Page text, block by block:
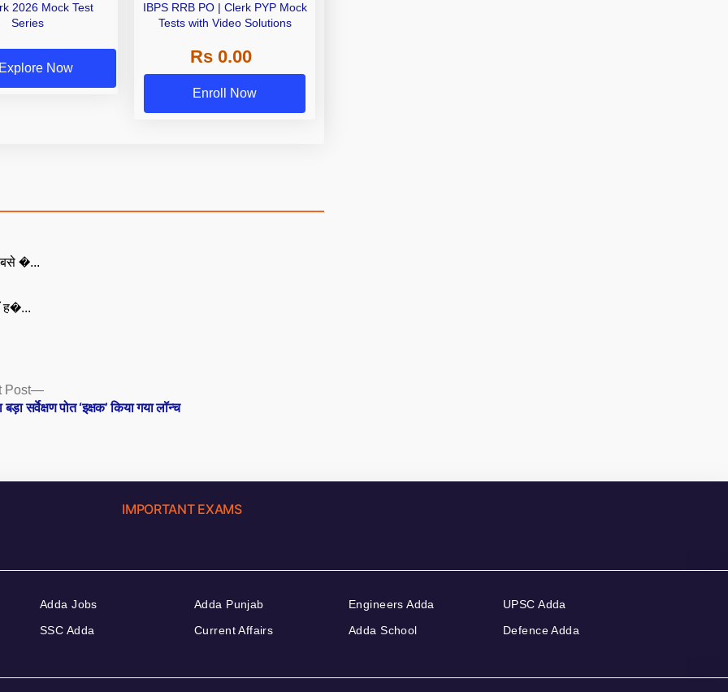
2026 Mock Test
Series
Explore Now
IBPS RRB PO | Clerk PYP Mock
Tests with Video Solutions
Rs 0.00
Enroll Now
�...
ह�...
Post
Next
post:
बड़ा सर्वेक्षण पोत ‘इक्षक’ किया गया लॉन्च
IMPORTANT EXAMS
Adda Jobs
SSC Adda
Adda Punjab
Current Affairs
Engineers Adda
Adda School
UPSC Adda
Defence Adda